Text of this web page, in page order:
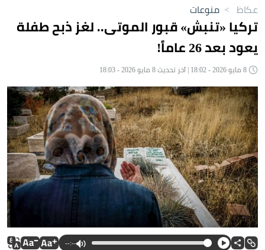
عكاظ > منوعات
تركيا «تنبش» قبور الموتى.. لغز ذبح طفلة
يعود بعد 26 عاماً!
--:--